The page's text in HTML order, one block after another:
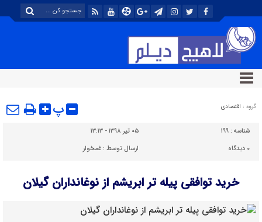
گروه : اقتصادی پ
شناسه : ۱۹۹
۰۵ تیر ۱۳۹۸ - ۱۳:۱۳
۰ دیدگاه ارسال توسط :غمخوار
خرید توافقی پیله تر ابریشم از نوغانداران گیلان